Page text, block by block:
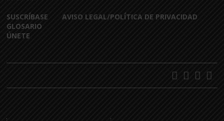
SUSCRÍBASE
GLOSARIO
ÚNETE
AVISO LEGAL/POLÍTICA DE PRIVACIDAD